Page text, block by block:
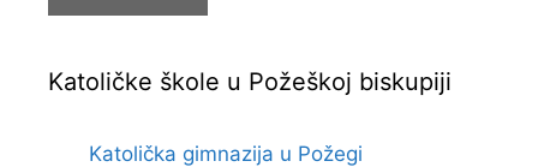
Katoličke škole u Požeškoj biskupiji
Katolička gimnazija u Požegi